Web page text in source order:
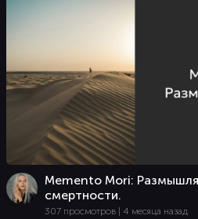
Memento Mori:
смертности.
307 просмотров | 4 месяца назад